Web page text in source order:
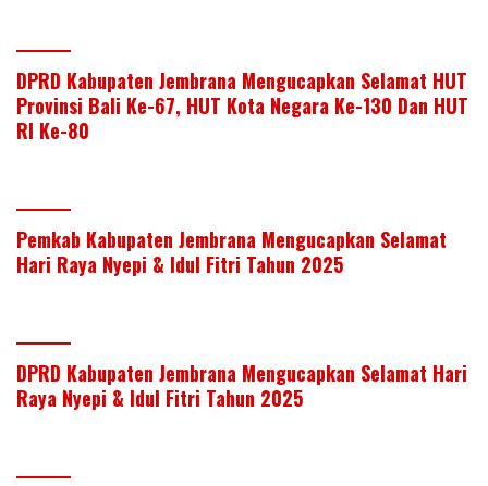
DPRD Kabupaten Jembrana Mengucapkan Selamat HUT
Provinsi Bali Ke-67, HUT Kota Negara Ke-130 Dan HUT
RI Ke-80
Pemkab Kabupaten Jembrana Mengucapkan Selamat
Hari Raya Nyepi & Idul Fitri Tahun 2025
DPRD Kabupaten Jembrana Mengucapkan Selamat Hari
Raya Nyepi & Idul Fitri Tahun 2025